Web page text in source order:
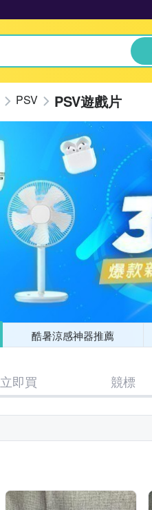
PSV PSV遊戲片
酷暑涼感神器推薦
立即買 競標